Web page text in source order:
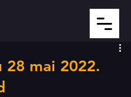
28 mai 2022.